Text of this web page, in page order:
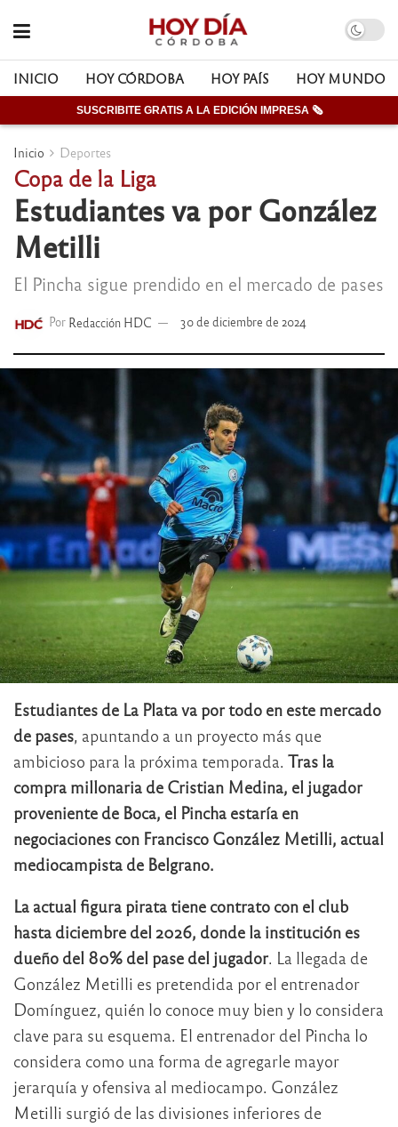
INICIO HOY CÓRDOBA HOY PAÍS HOY MUNDO
SUSCRIBITE GRATIS A LA EDICIÓN IMPRESA 🗞
Inicio Deportes
Copa de la Liga
Estudiantes va por González
Metilli
El Pincha sigue prendido en el mercado de pases
Por Redacción HDC 30 de diciembre de 2024
Estudiantes de La Plata va por todo en este mercado
de pases, apuntando a un proyecto más que
ambicioso para la próxima temporada. Tras la
compra millonaria de Cristian Medina, el jugador
proveniente de Boca, el Pincha estaría en
negociaciones con Francisco González Metilli, actual
mediocampista de Belgrano.
La actual figura pirata tiene contrato con el club
hasta diciembre del 2026, donde la institución es
dueño del 80% del pase del jugador. La llegada de
González Metilli es pretendida por el entrenador
Domínguez, quién lo conoce muy bien y lo considera
clave para su esquema. El entrenador del Pincha lo
considera como una forma de agregarle mayor
jerarquía y ofensiva al mediocampo. González
Metilli surgió de las divisiones inferiores de